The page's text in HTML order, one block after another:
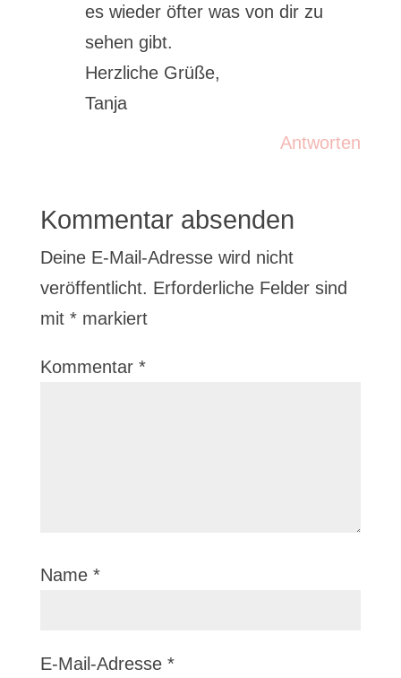
es wieder öfter was von dir zu
sehen gibt.
Herzliche Grüße,
Tanja
Antworten
Kommentar absenden
Deine E-Mail-Adresse wird nicht
veröffentlicht. Erforderliche Felder sind
mit *markiert
Kommentar *
Name *
E-Mail-Adresse *